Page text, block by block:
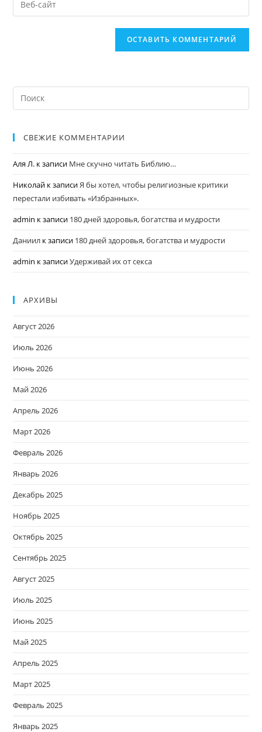
СВЕЖИЕ КОММЕНТАРИИ
Аля Л. к записи Мне скучно читать Библию…
Николай к записи Я бы хотел, чтобы религиозные критики
перестали избивать «Избранных».
admin к записи 180 дней здоровья, богатства и мудрости
Даниил к записи 180 дней здоровья, богатства и мудрости
admin к записиУдерживай их от секса
АРХИВЫ
Август 2026
Июль 2026
Июнь 2026
Май 2026
Апрель 2026
Март 2026
Февраль 2026
Январь 2026
Декабрь 2025
Ноябрь 2025
Октябрь 2025
Сентябрь 2025
Август 2025
Июль 2025
Июнь 2025
Май 2025
Апрель 2025
Март 2025
Февраль 2025
Январь 2025